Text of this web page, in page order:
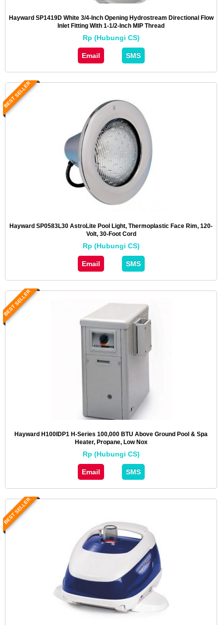
Hayward SP1419D White 3/4-Inch Opening Hydrostream Directional Flow
Inlet Fitting With 1-1/2-Inch MIP Thread
Rp (Hubungi CS)
Email SMS
BEST SELLER
Hayward SP0583L30 AstroLite Pool Light, Thermoplastic Face Rim, 120-
Volt, 30-Foot Cord
Rp (Hubungi CS)
Email SMS
BEST SELLER
Hayward H100IDP1 H-Series 100,000 BTU Above Ground Pool & Spa
Heater, Propane, Low Nox
Rp (Hubungi CS)
Email SMS
BEST SELLER